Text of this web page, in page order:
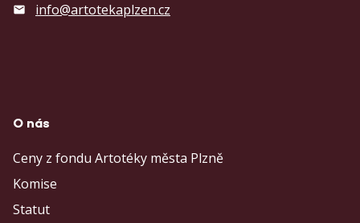
info@artotekaplzen.cz
O nás
Ceny z fondu Artotéky města Plzně
Komise
Statut